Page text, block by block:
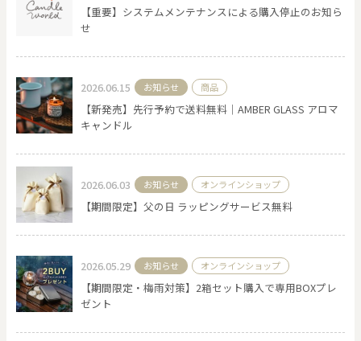
【重要】システムメンテナンスによる購入停止のお知ら
せ
2026.06.15 お知らせ 商品
【新発売】先行予約で送料無料｜AMBER GLASS アロマ
キャンドル
2026.06.03 お知らせ オンラインショップ
【期間限定】父の日 ラッピングサービス無料
2026.05.29 お知らせ オンラインショップ
【期間限定・梅雨対策】2箱セット購入で専用BOXプレ
ゼント